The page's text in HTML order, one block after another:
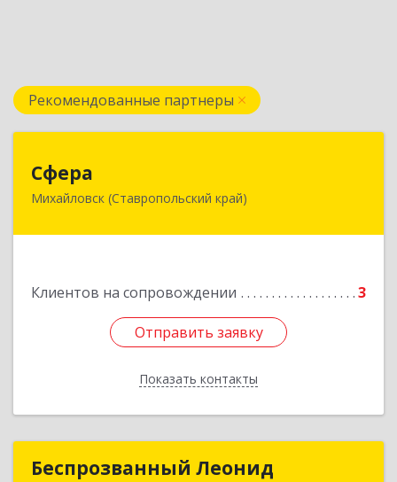
Рекомендованные партнеры
Сфера
Михайловск (Ставропольский край)
Клиентов на сопровождении 3
Отправить заявку
Показать контакты
356240, Ставропольский край, Шпаковский р-
Подробнее
Отправить заявку
Назад
Беспрозванный Леонид
Беспрозванный Леонид